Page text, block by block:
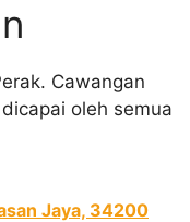
Cawangan
oleh semua
Jaya, 34200